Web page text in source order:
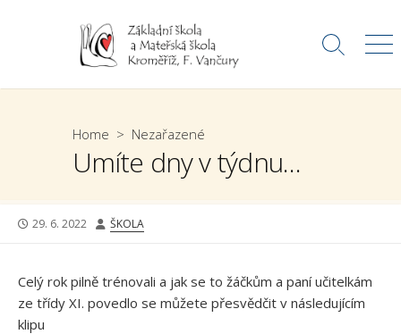
Search
Home > Nezařazené
Umíte dny v týdnu…
PUBLISHED
29. 6. 2022 AUTHOR
ŠKOLA
Celý rok pilně trénovali a jak se to žáčkům a paní učitelkám
ze třídy XI. povedlo se můžete přesvědčit v následujícím
klipu